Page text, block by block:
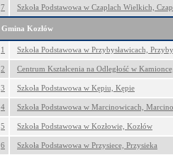
7 Szkoła Podstawowa w Czaplach Wielkich,
Gmina Kozłów
1 Szkoła Podstawowa w Przybysławicach,
2 Centrum Kształcenia na Odległość w
3 Szkoła Podstawowa w Kępiu, Kępie
4 Szkoła Podstawowa w Marcinowicach,
5 Szkoła Podstawowa w Kozłowie, Kozłów
6 Szkoła Podstawowa w Przysiece, Przysieka